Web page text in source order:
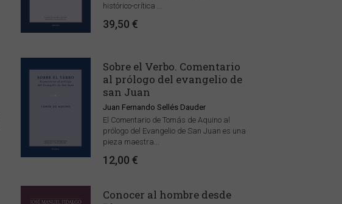
histórico-crítica ...
39,50 €
Sobre el Verbo. Comentario
al prólogo del evangelio de
san Juan
Juan Fernando Sellés Dauder
El Comentario de Tomás de Aquino al
prólogo del Evangelio de San Juan es una
pieza maestra...
12,00 €
Conocer al hombre desde